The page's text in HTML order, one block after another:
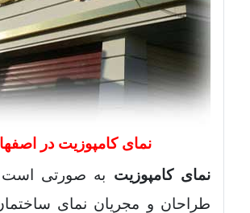
نمای کامپوزیت در
نمای کامپوزیت به صورتی است
طراحان و مجریان نمای